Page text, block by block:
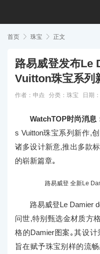
首页  珠宝  正文
路易威登发布Le
Vuitton珠宝系列
作者：申垚 分类： 珠宝 日期
WatchTOP时尚消息
s Vuitton珠宝系列新作,
诸多设计新意,推出多款
的崭新篇章｡
路易威登 全新Le
路易威登Le Damier
问世,特别甄选金材质方
格的Damier图案｡其设
旨在赋予珠宝别样的流